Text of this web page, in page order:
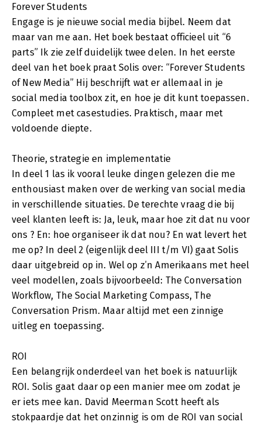
Forever Students
Engage is je nieuwe social media bijbel. Neem dat
maar van me aan. Het boek bestaat officieel uit “6
parts” Ik zie zelf duidelijk twee delen. In het eerste
deel van het boek praat Solis over: “Forever Students
of New Media” Hij beschrijft wat er allemaal in je
social media toolbox zit, en hoe je dit kunt toepassen.
Compleet met casestudies. Praktisch, maar met
voldoende diepte.
Theorie, strategie en implementatie
In deel 1 las ik vooral leuke dingen gelezen die me
enthousiast maken over de werking van social media
in verschillende situaties. De terechte vraag die bij
veel klanten leeft is: Ja, leuk, maar hoe zit dat nu voor
ons ? En: hoe organiseer ik dat nou? En wat levert het
me op? In deel 2 (eigenlijk deel III t/m VI) gaat Solis
daar uitgebreid op in. Wel op z’n Amerikaans met heel
veel modellen, zoals bijvoorbeeld: The Conversation
Workflow, The Social Marketing Compass, The
Conversation Prism. Maar altijd met een zinnige
uitleg en toepassing.
ROI
Een belangrijk onderdeel van het boek is natuurlijk
ROI. Solis gaat daar op een manier mee om zodat je
er iets mee kan. David Meerman Scott heeft als
stokpaardje dat het onzinnig is om de ROI van social